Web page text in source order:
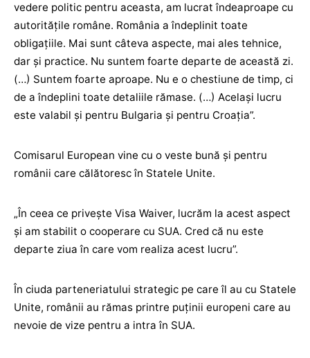
vedere politic pentru aceasta, am lucrat îndeaproape cu
autorităţile române. România a îndeplinit toate
obligaţiile. Mai sunt câteva aspecte, mai ales tehnice,
dar şi practice. Nu suntem foarte departe de această zi.
(…) Suntem foarte aproape. Nu e o chestiune de timp, ci
de a îndeplini toate detaliile rămase. (…) Acelaşi lucru
este valabil şi pentru Bulgaria şi pentru Croaţia”.
Comisarul European vine cu o veste bună şi pentru
românii care călătoresc în Statele Unite.
„În ceea ce priveşte Visa Waiver, lucrăm la acest aspect
şi am stabilit o cooperare cu SUA. Cred că nu este
departe ziua în care vom realiza acest lucru”.
În ciuda parteneriatului strategic pe care îl au cu Statele
Unite, românii au rămas printre puţinii europeni care au
nevoie de vize pentru a intra în SUA.